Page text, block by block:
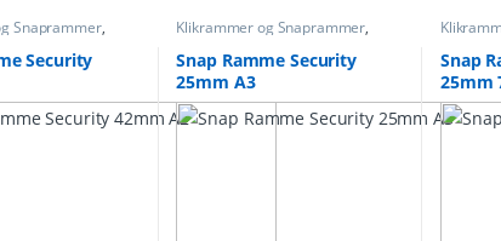
Snaprammer,
sikkerhed
Security
Klikrammer og Snaprammer,
Snap rammer sikkerhed
Snap Ramme Security
25mm A3
Snap
Snap
25mm